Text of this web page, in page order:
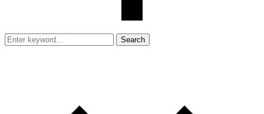
Search